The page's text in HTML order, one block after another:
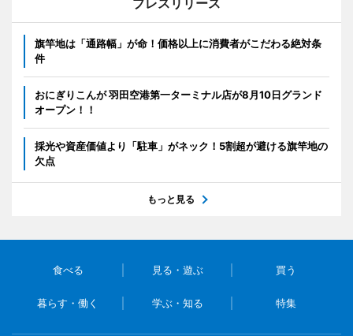
旗竿地は「通路幅」が命！価格以上に消費者がこだわる絶対条
件
おにぎりこんが 羽田空港第一ターミナル店が8月10日グランド
オープン！！
採光や資産価値より「駐車」がネック！5割超が避ける旗竿地の
欠点
もっと見る
食べる 見る・遊ぶ 買う
暮らす・働く 学ぶ・知る 特集